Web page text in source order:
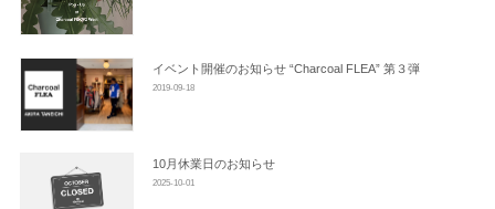
イベント開催のお知らせ “Charcoal FLEA” 第３弾
2019-09-18
10月休業日のお知らせ
2025-10-01